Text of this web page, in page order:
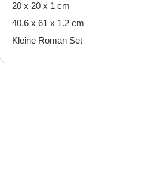
20 x 20 x 1 cm
40.6 x 61 x 1.2 cm
Kleine Roman Set